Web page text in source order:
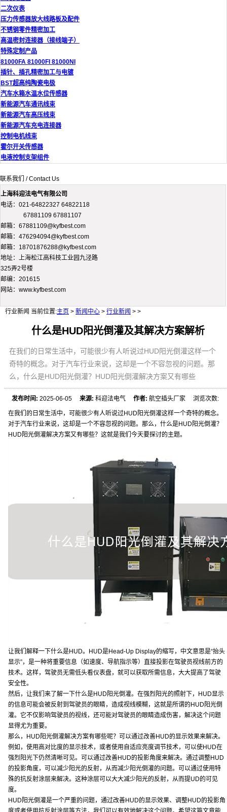
二次仪表
压力传感器放大线路板及配件
不锈钢零件精密加工
高温密封连接器（接线端子）
特殊定制产品
81000FA 81000FI 81000NI
插针、插孔精密加工与电镀
BST超高纯陶瓷电极
汽车水箱水温水位传感器
新能源汽车通讯线束
新能源汽车高压线束
新能源汽车充电连接器
控制电机线束
霍尔开关传感器
电液控制支架组件
联系我们 / Contact Us
上海科迎法电气有限公司
电话：021-64822327 64822118
67881109 67881107
邮箱：67881109@kyfbest.com
邮箱：476294094@kyfbest.com
邮箱：18701876288@kyfbest.com
地址：上海松江高科技工业园九泾路
325弄2号楼
邮编：201615
网站：www.kyfbest.com
行业新闻 当前位置:主页 > 新闻中心 > 行业新闻 > >
什么是HUD阳光倒灌及其解决方案解析
在我们的日常生活中，可能很少有人听说过HUD阳光倒灌这样一个
奇特的概念。对于汽车行业来说，这却是一个不容忽视的问题。那
么，什么是HUD阳光倒灌？HUD阳光倒灌解决方案又有哪些
发布时间: 2025-06-05来源: 科迎法电气作者: 航空插头厂家 浏览次数:
在我们的日常生活中，可能很少有人听说过HUD阳光倒灌这样一个奇特的概念。
对于汽车行业来说，这却是一个不容忽视的问题。那么，什么是HUD阳光倒灌？
HUD阳光倒灌解决方案又有哪些？这就是我们今天要探讨的主题。
让我们解释一下什么是HUD。HUD是Head-Up Display的缩写，中文意思是“抬头
显示”，是一种将重要信息（如速度、导航指示等）直接投影在驾驶员视线前方的
技术。这样，驾驶员无需低头看仪表盘，就可以获取所需信息，大大提高了驾驶
安全性。
然后，让我们来了解一下什么是HUD阳光倒灌。在强烈阳光的照射下，HUD显示
的信息可能会被反射到驾驶员的眼睛，造成视线模糊，这就是所谓的HUD阳光倒
灌。它不仅影响驾驶员的视线，还可能对驾驶员的眼睛造成伤害，解决这个问题
显得尤为重要。
那么，HUD阳光倒灌解决方案有哪些呢？可以通过改善HUD的显示效果来解决。
例如，使用高对比度的显示技术，或者使用自适应亮度调节技术，可以使HUD在
强烈阳光下仍然清晰可见。可以通过改善HUD的投影角度来解决。通过调整HUD
的投影角度，可以减少阳光的反射，从而减少阳光倒灌的问题。可以通过使用特
殊的抗反射涂层来解决。这种涂层可以大大减少阳光的反射，从而提UD的可见
度。
HUD阳光倒灌是一个严重的问题，通过改善HUD的显示效果、调整HUD的投影角